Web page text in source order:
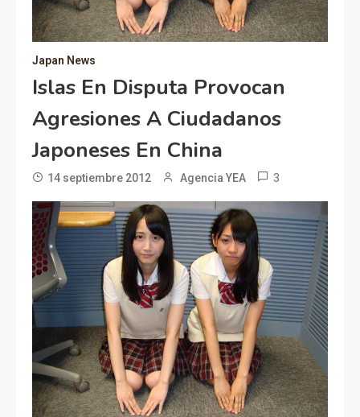
Japan News
Islas En Disputa Provocan
Agresiones A Ciudadanos
Japoneses En China
14 septiembre 2012 Agencia YEA 3